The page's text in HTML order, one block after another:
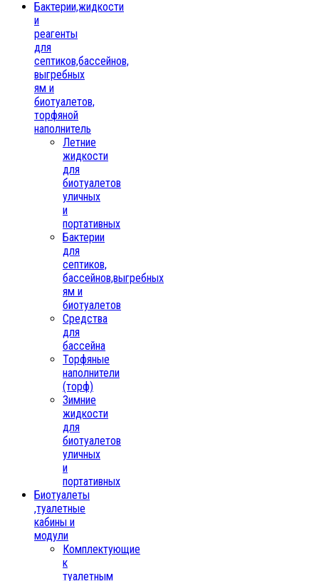
Бактерии,жидкости
и
реагенты
для
септиков,бассейнов,
выгребных
ям и
биотуалетов,
торфяной
наполнитель
Летние
жидкости
для
биотуалетов
уличных
и
портативных
Бактерии
для
септиков,
бассейнов,выгребных
ям и
биотуалетов
Средства
для
бассейна
Торфяные
наполнители
(торф)
Зимние
жидкости
для
биотуалетов
уличных
и
портативных
Биотуалеты
,туалетные
кабины и
модули
Комплектующие
к
туалетным